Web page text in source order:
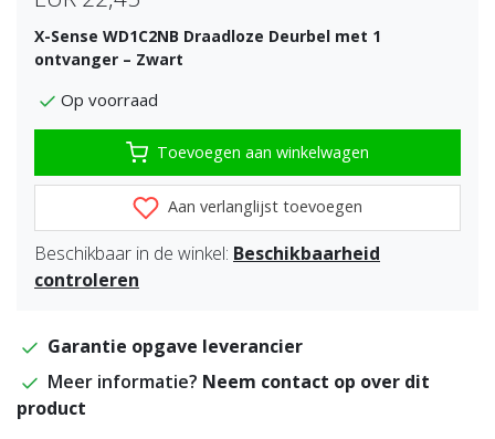
X-Sense WD1C2NB Draadloze Deurbel met 1
ontvanger – Zwart
Op voorraad
Toevoegen aan winkelwagen
Aan verlanglijst toevoegen
Beschikbaar in de winkel: Beschikbaarheid
controleren
Garantie opgave leverancier
Meer informatie? Neem contact op over dit
product